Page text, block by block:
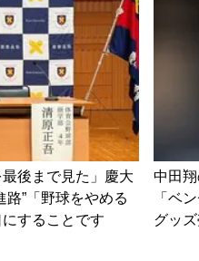
後まで見た」慶大
”「野球をやめる
することです
中田
「ベ
グッ